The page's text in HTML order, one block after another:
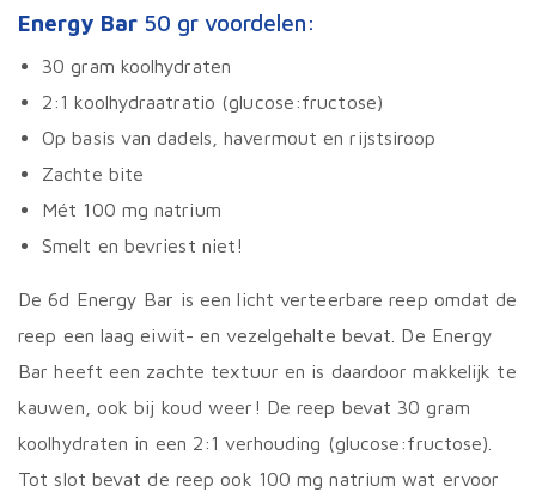
Energy Bar 50 gr voordelen:
30 gram koolhydraten
2:1 koolhydraatratio (glucose:fructose)
Op basis van dadels, havermout en rijstsiroop
Zachte bite
Mét 100 mg natrium
Smelt en bevriest niet!
De 6d Energy Bar is een licht verteerbare reep omdat de
reep een laag eiwit- en vezelgehalte bevat. De Energy
Bar heeft een zachte textuur en is daardoor makkelijk te
kauwen, ook bij koud weer! De reep bevat 30 gram
koolhydraten in een 2:1 verhouding (glucose:fructose).
Tot slot bevat de reep ook 100 mg natrium wat ervoor